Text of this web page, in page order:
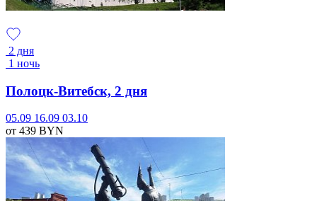
2 дня
1 ночь
Полоцк-Витебск, 2 дня
05.09 16.09 03.10
от 439 BYN